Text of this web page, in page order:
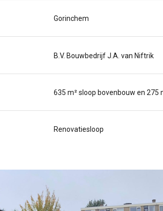
Gorinchem
B.V. Bouwbedrijf J.A. van Niftrik
635 m² sloop bovenbouw en 275
Renovatiesloop